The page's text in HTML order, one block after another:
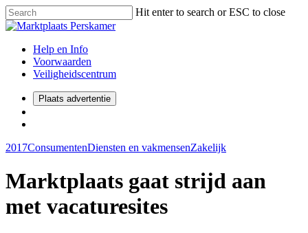
Hit enter to search or ESC to close
Help en Info
Voorwaarden
Veiligheidscentrum
Plaats advertentie
2017ConsumentenDiensten en vakmensenZakelijk
Marktplaats gaat strijd aan
met vacaturesites